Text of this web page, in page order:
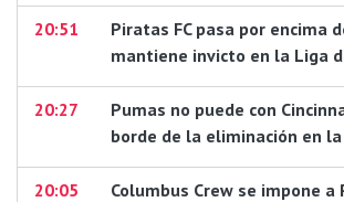
20:51
Piratas FC pasa por encima
mantiene invicto en la Liga
20:27
Pumas no puede con
borde de la eliminación en la
20:05
Columbus Crew se impone a